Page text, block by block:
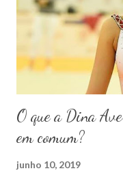
O que a Dina
em comum?
junho 10, 2019